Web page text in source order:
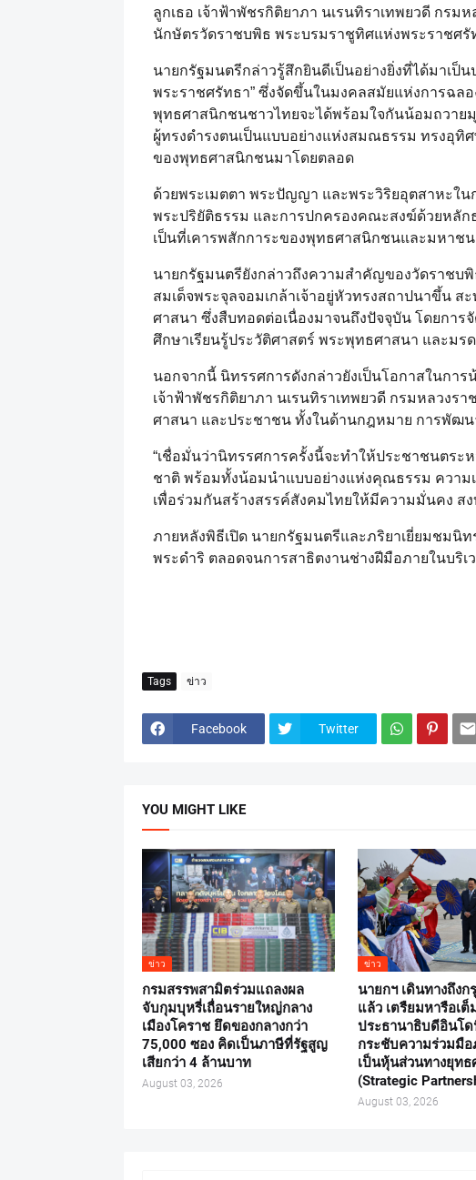
ลูกเธอ เจ้าฟ้าพัชรกิติยาภา นเรนทิราเทพยวดี กรม
นักษัตรวัดราชบพิธ พระบรมราชูทิศแห่งพระราชศรั
นายกรัฐมนตรีกล่าวรู้สึกยินดีเป็นอย่างยิ่งที่ได้มาเป็
พระราชศรัทธา” ซึ่งจัดขึ้นในมงคลสมัยแห่งการฉล
พุทธศาสนิกชนชาวไทยจะได้พร้อมใจกันน้อมถวา
ผู้ทรงดำรงตนเป็นแบบอย่างแห่งสมณธรรม ทรงอุทิ
ของพุทธศาสนิกชนมาโดยตลอด
ด้วยพระเมตตา พระปัญญา และพระวิริยอุตสาหะใน
พระปริยัติธรรม และการปกครองคณะสงฆ์ด้วยหลัก
เป็นที่เคารพสักการะของพุทธศาสนิกชนและมหาชน
นายกรัฐมนตรียังกล่าวถึงความสำคัญของวัดราชบ
สมเด็จพระจุลจอมเกล้าเจ้าอยู่หัวทรงสถาปนาขึ้น
ศาสนา ซึ่งสืบทอดต่อเนื่องมาจนถึงปัจจุบัน โดยการ
ศึกษาเรียนรู้ประวัติศาสตร์ พระพุทธศาสนา และม
นอกจากนี้ นิทรรศการดังกล่าวยังเป็นโอกาสในกา
เจ้าฟ้าพัชรกิติยาภา นเรนทิราเทพยวดี กรมหลวง
ศาสนา และประชาชน ทั้งในด้านกฎหมาย การพัฒ
“เชื่อมั่นว่านิทรรศการครั้งนี้จะทำให้ประชาชนตร
ชาติ พร้อมทั้งน้อมนำแบบอย่างแห่งคุณธรรม ความ
เพื่อร่วมกันสร้างสรรค์สังคมไทยให้มีความมั่นคง ส
ภายหลังพิธีเปิด นายกรัฐมนตรีและภริยาเยี่ยมชมนิ
พระดำริ ตลอดจนการสาธิตงานช่างฝีมือภายในบริ
Tags ข่าว
Facebook Twitter
YOU MIGHT LIKE
ข่าว
กรมสรรพสามิตร่วมแถลงผล
จับกุมบุหรี่เถื่อนรายใหญ่กลาง
เมืองโคราช ยึดของกลางกว่า
75,000 ซอง คิดเป็นภาษีที่รัฐสูญ
เสียกว่า 4 ล้านบาท
August 03, 2026
ข่าว
นายกฯ เดินทางถึงก
แล้ว เตรืยมหารือเ
ประธานาธิบดีอินโด
กระชับความร่วมมือ
เป็นหุ้นส่วนทางยุทธ
(Strategic
August 03, 2026